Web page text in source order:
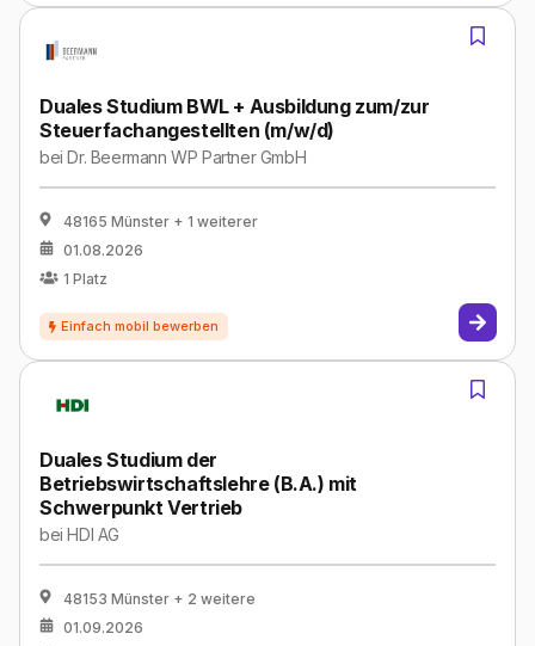
Duales Studium BWL + Ausbildung zum/zur
Steuerfachangestellten (m/w/d)
beiDr. Beermann WP Partner GmbH
48165 Münster + 1 weiterer
01.08.2026
1 Platz
Duales Studium der
Betriebswirtschaftslehre (B.A.) mit
Schwerpunkt Vertrieb
beiHDI AG
48153 Münster + 2 weitere
01.09.2026